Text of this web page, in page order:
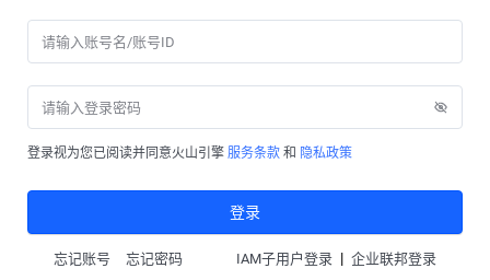
登录视为您已阅读并同意火山引擎 服务条款 和 隐私政策
登录
忘记账号 忘记密码 IAM子用户登录 | 企业联邦登录